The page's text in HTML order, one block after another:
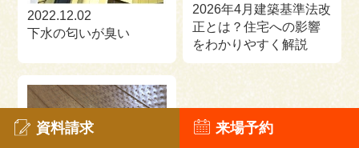
資料請求 来場予約
2022.12.02
下水の匂いが臭い
2026年4月建築基準法改
正とは？住宅への影響
をわかりやすく解説